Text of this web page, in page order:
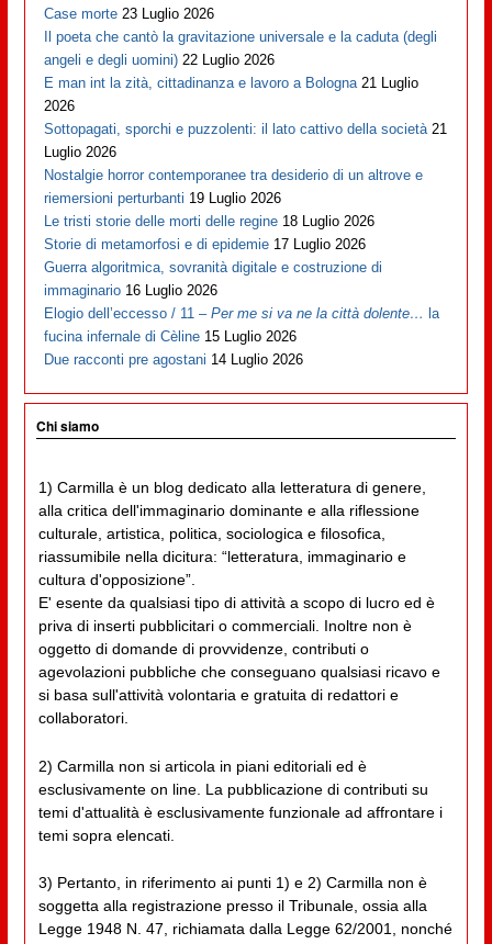
Case morte 23 Luglio 2026
Il poeta che cantò la gravitazione universale e la caduta (degli
angeli e degli uomini) 22 Luglio 2026
E man int la zità, cittadinanza e lavoro a Bologna 21 Luglio
2026
Sottopagati, sporchi e puzzolenti: il lato cattivo della società 21
Luglio 2026
Nostalgie horror contemporanee tra desiderio di un altrove e
riemersioni perturbanti 19 Luglio 2026
Le tristi storie delle morti delle regine 18 Luglio 2026
Storie di metamorfosi e di epidemie 17 Luglio 2026
Guerra algoritmica, sovranità digitale e costruzione di
immaginario 16 Luglio 2026
Elogio dell’eccesso / 11 –Per me si va ne la città dolente… la
fucina infernale di Cèline 15 Luglio 2026
Due racconti pre agostani 14 Luglio 2026
Chi siamo
1) Carmilla è un blog dedicato alla letteratura di genere,
alla critica dell'immaginario dominante e alla riflessione
culturale, artistica, politica, sociologica e filosofica,
riassumibile nella dicitura: “letteratura, immaginario e
cultura d'opposizione”.
E' esente da qualsiasi tipo di attività a scopo di lucro ed è
priva di inserti pubblicitari o commerciali. Inoltre non è
oggetto di domande di provvidenze, contributi o
agevolazioni pubbliche che conseguano qualsiasi ricavo e
si basa sull'attività volontaria e gratuita di redattori e
collaboratori.
2) Carmilla non si articola in piani editoriali ed è
esclusivamente on line. La pubblicazione di contributi su
temi d'attualità è esclusivamente funzionale ad affrontare i
temi sopra elencati.
3) Pertanto, in riferimento ai punti 1) e 2) Carmilla non è
soggetta alla registrazione presso il Tribunale, ossia alla
Legge 1948 N. 47, richiamata dalla Legge 62/2001, nonché